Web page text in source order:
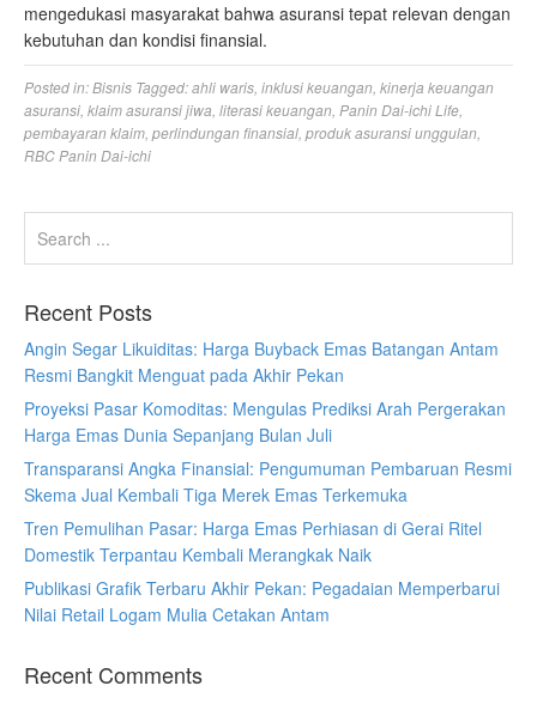
mengedukasi masyarakat bahwa asuransi tepat relevan dengan
kebutuhan dan kondisi finansial.
Posted in:Bisnis Tagged:ahli waris inklusi keuangan kinerja keuangan
asuransi klaim asuransi jiwa literasi keuangan Panin Dai-ichi Life
pembayaran klaim perlindungan finansial produk asuransi unggulan
RBC Panin Dai-ichi
Recent Posts
Angin Segar Likuiditas: Harga Buyback Emas Batangan Antam
Resmi Bangkit Menguat pada Akhir Pekan
Proyeksi Pasar Komoditas: Mengulas Prediksi Arah Pergerakan
Harga Emas Dunia Sepanjang Bulan Juli
Transparansi Angka Finansial: Pengumuman Pembaruan Resmi
Skema Jual Kembali Tiga Merek Emas Terkemuka
Tren Pemulihan Pasar: Harga Emas Perhiasan di Gerai Ritel
Domestik Terpantau Kembali Merangkak Naik
Publikasi Grafik Terbaru Akhir Pekan: Pegadaian Memperbarui
Nilai Retail Logam Mulia Cetakan Antam
Recent Comments